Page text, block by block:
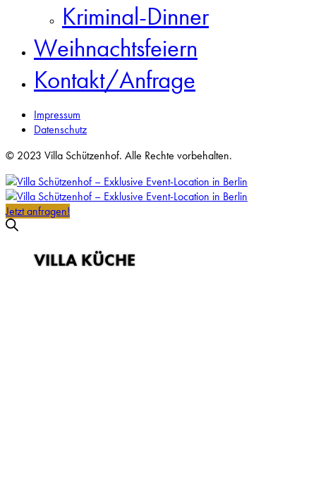
Kriminal-Dinner
Weihnachtsfeiern
Kontakt/Anfrage
Impressum
Datenschutz
© 2023 Villa Schützenhof. Alle Rechte vorbehalten.
Jetzt anfragen!
VILLA KÜCHE